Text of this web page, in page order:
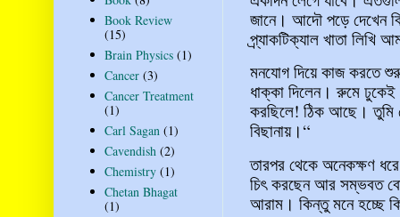
জানে। আদৌ পড়ে দেখেন
প্র্যাকটিক্যাল খাতা লিখি
মনযোগ দিয়ে কাজ করতে
ধাক্কা দিলেন। রুমে ঢুকেই
করছিলে! ঠিক আছে। তুমি
বিছানায়।“
তারপর থেকে অনেকক্ষণ
চিৎ করছেন আর সম্ভবত
আরাম। কিন্তু মনে হচ্ছে
Book Review
(15)
Brain Physics (1)
Cancer (3)
Cancer Treatment
(1)
Carl Sagan (1)
Cavendish (2)
Chemistry (1)
Chetan Bhagat
(1)